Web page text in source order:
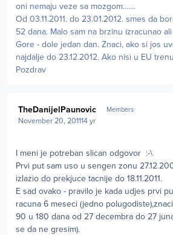
oni nemaju veze sa mozgom.......
Od 03.11.2011. do 23.01.2012. smes da
52 dana. Malo sam na brzinu izracunao
Gore - dole jedan dan. Znaci, ako si jos
najdalje do 23.12.2012. Ako nisi u EU
Pozdrav
TheDanijelPaunovic Members
November 20, 201114 yr
I meni je potreban slican odgovor :-\
Prvi put sam uso u sengen zonu
izlazio do prekjuce tacnije do 18.11.2011.
E sad ovako - pravilo je kada udjes prvi
racuna 6 meseci (jedno
90 u 180 dana od 27 decembra do 27
se da ne gresim).